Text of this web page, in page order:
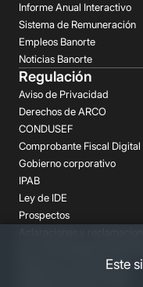
Este
Informe Anual Interactivo
Sistema de Remuneración
Empleos Banorte
Noticias Banorte
Regulación
Aviso de Privacidad
Derechos de ARCO
CONDUSEF
Comprobante Fiscal Digital
Gobierno corporativo
IPAB
Ley de IDE
Prospectos
Despachos de Cobranza